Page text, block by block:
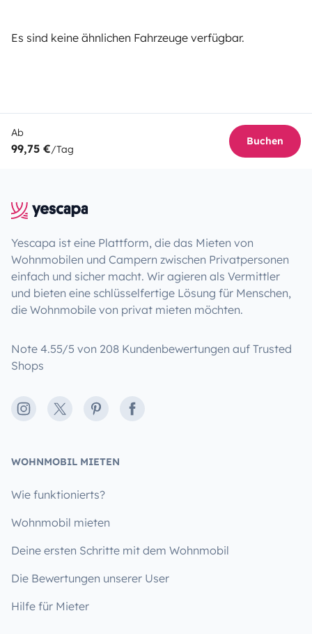
Es sind keine ähnlichen Fahrzeuge verfügbar.
Ab
99,75 €/Tag
Buchen
Yescapa ist eine Plattform, die das Mieten von
Wohnmobilen und Campern zwischen Privatpersonen
einfach und sicher macht. Wir agieren als Vermittler
und bieten eine schlüsselfertige Lösung für Menschen,
die Wohnmobile von privat mieten möchten.
Note 4.55/5 von 208 Kundenbewertungen auf Trusted
Shops
Instagram
X PinterestFacebook
WOHNMOBIL MIETEN
Wie funktionierts?
Wohnmobil mieten
Deine ersten Schritte mit dem Wohnmobil
Die Bewertungen unserer User
Hilfe für Mieter